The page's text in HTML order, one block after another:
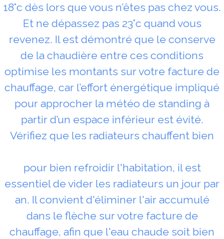
18°c dès lors que vous n’êtes pas chez vous.
Et ne dépassez pas 23°c quand vous
revenez. Il est démontré que le conserve
de la chaudière entre ces conditions
optimise les montants sur votre facture de
chauffage, car l’effort énergétique impliqué
pour approcher la météo de standing à
partir d’un espace inférieur est évité.
Vérifiez que les radiateurs chauffent bien
pour bien refroidir l'habitation, il est
essentiel de vider les radiateurs un jour par
an. Il convient d'éliminer l'air accumulé
dans le flèche sur votre facture de
chauffage, afin que l'eau chaude soit bien